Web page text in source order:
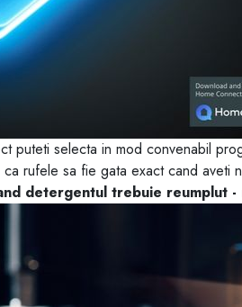
selecta in mod convenabil
rufele sa fie gata exact cand aveti
detergentul trebuie reumplut -